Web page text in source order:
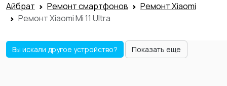
Айбрат Ремонт смартфонов
Ремонт Xiaomi
Ремонт Xiaomi Mi 11 Ultra
Вы искали другое устройство? Показать еще